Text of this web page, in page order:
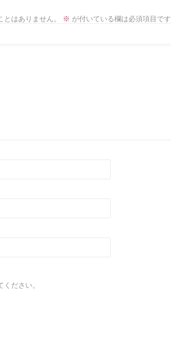
はありません。 ※ が付いている欄は必須項目です
ださい。